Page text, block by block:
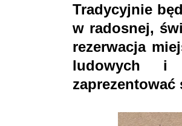
Tradycyjnie
w radosnej,
rezerwacja
ludowych i